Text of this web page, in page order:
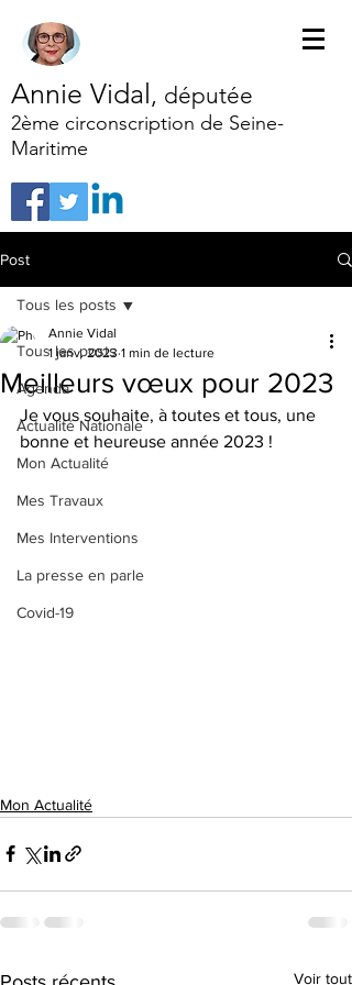
Annie Vidal, députée
2ème circonscription de Seine-
Maritime
Post
Tous les posts
Agenda
Actualité Nationale
Mon Actualité
Mes Travaux
Mes Interventions
La presse en parle
Covid-19
Tous les posts
Meilleurs vœux pour 2023
Annie Vidal
1 janv. 2023 1 min de lecture
Je vous souhaite, à toutes et tous, une
bonne et heureuse année 2023 !
Mon Actualité
Voir tout